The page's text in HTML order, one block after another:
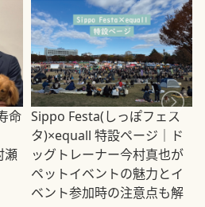
命
瀬
Sippo Festa(しっぽフェス
タ)×equall 特設ページ｜ド
ッグトレーナー今村真也が
ペットイベントの魅力とイ
ベント参加時の注意点も解